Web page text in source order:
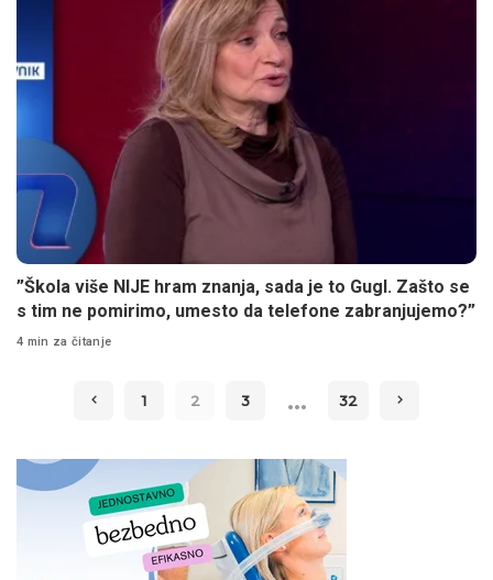
”Škola više NIJE hram znanja, sada je to Gugl. Zašto se
s tim ne pomirimo, umesto da telefone zabranjujemo?”
4 min za čitanje
1 2 3 … 32